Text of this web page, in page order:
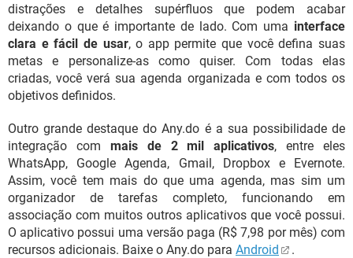
distrações e detalhes supérfluos que podem acabar
deixando o que é importante de lado. Com uma interface
clara e fácil de usar, o app permite que você defina suas
metas e personalize-as como quiser. Com todas elas
criadas, você verá sua agenda organizada e com todos os
objetivos definidos.
Outro grande destaque do Any.do é a sua possibilidade de
integração com mais de 2 mil aplicativos, entre eles
WhatsApp, Google Agenda, Gmail, Dropbox e Evernote.
Assim, você tem mais do que uma agenda, mas sim um
organizador de tarefas completo, funcionando em
associação com muitos outros aplicativos que você possui.
O aplicativo possui uma versão paga (R$ 7,98 por mês) com
recursos adicionais. Baixe o Any.do para Android .